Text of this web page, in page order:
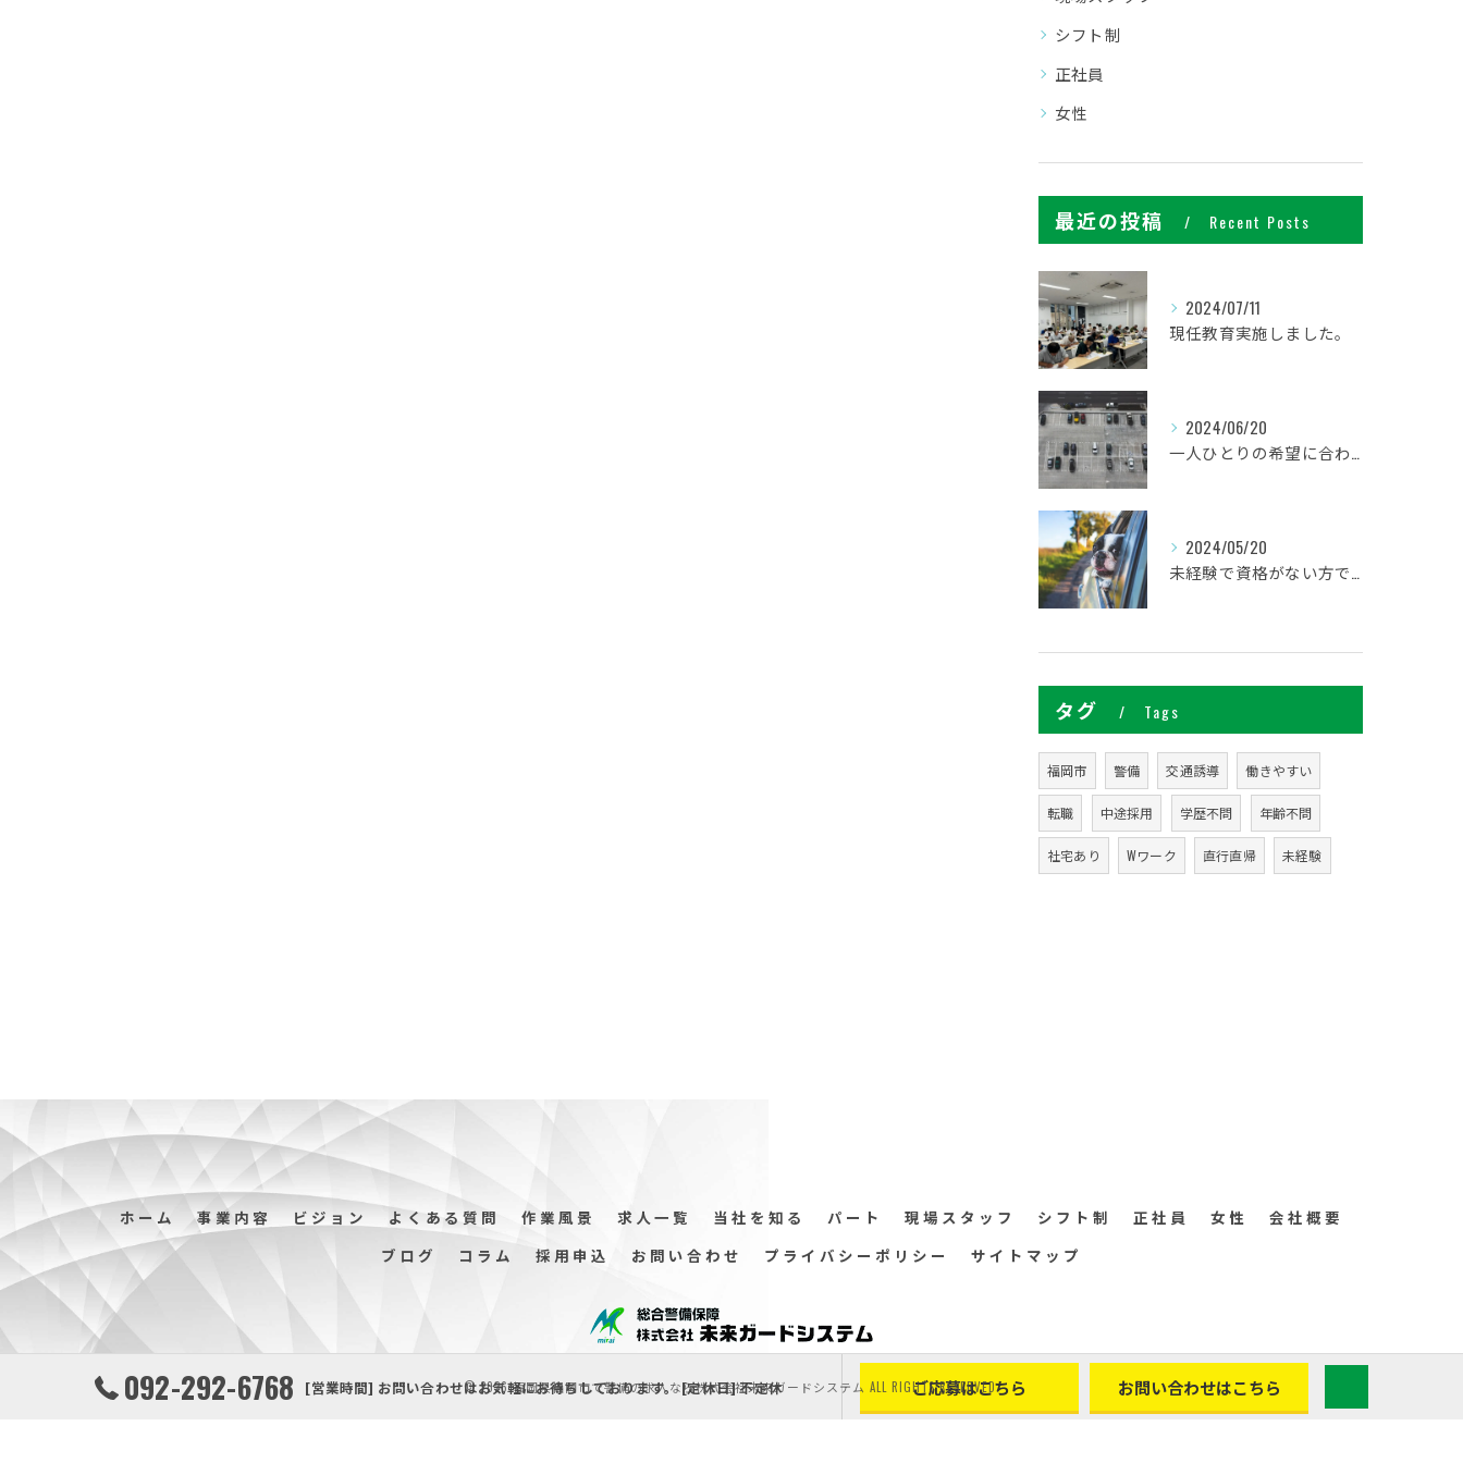
シフト制
正社員
女性
最近の投稿 Recent Posts
2024/07/11
現任教育実施しました。
2024/06/20
一人ひとりの希望に合わせた働き方ができます
2024/05/20
未経験で資格がない方でも研修があるので安心してください
タグ Tags
福岡市 警備 交通誘導 働きやすい
転職 中途採用 学歴不問 年齢不問
社宅あり Wワーク 直行直帰 未経験
092-292-6768 [営業時間] お問い合わせはお気軽にお待ちしております。 [定休日] 不定休 ご応募はこちら お問い合わせはこちら
ホーム 事業内容 ビジョン よくある質問 作業風景 求人一覧 当社を知る パート 現場スタッフ シフト制 正社員 女性
会社概要
ブログ
コラム 採用申込 お問い合わせ プライバシーポリシー サイトマップ
© 2026 福岡県福岡市で警備の求人なら株式会社未来ガードシステム ALL RIGHTS RESERVED.